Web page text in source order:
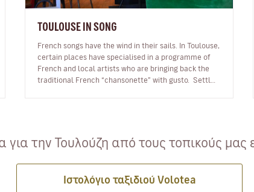
TOULOUSE IN SONG
French songs have the wind in their sails. In Toulouse,
certain places have specialised in a programme of
French and local artists who are bringing back the
traditional French “chansonette” with gusto. Settle
για την Τουλούζη από τους τοπικούς μας
Ιστολόγιο ταξιδιού Volotea